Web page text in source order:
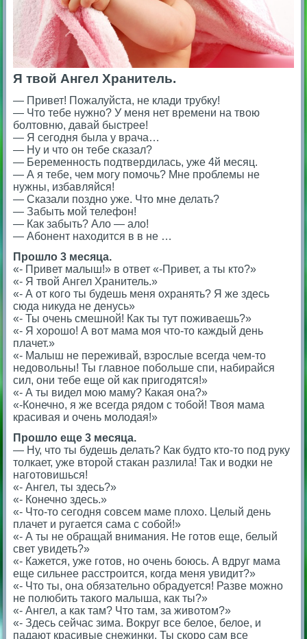
Я твой Ангел Хранитель.
— Привет! Пожалуйста, не клади трубку!
— Что тебе нужно? У меня нет времени на твою
болтовню, давай быстрее!
— Я сегодня была у врача…
— Ну и что он тебе сказал?
— Беременность подтвердилась, уже 4й месяц.
— А я тебе, чем могу помочь? Мне проблемы не
нужны, избавляйся!
— Сказали поздно уже. Что мне делать?
— Забыть мой телефон!
— Как забыть? Ало — ало!
— Абонент находится в в не …
Прошло 3 месяца.
«- Привет малыш!» в ответ «-Привет, а ты кто?»
«- Я твой Ангел Хранитель.»
«- А от кого ты будешь меня охранять? Я же здесь
сюда никуда не денусь»
«- Ты очень смешной! Как ты тут поживаешь?»
«- Я хорошо! А вот мама моя что-то каждый день
плачет.»
«- Малыш не переживай, взрослые всегда чем-то
недовольны! Ты главное побольше спи, набирайся
сил, они тебе еще ой как пригодятся!»
«- А ты видел мою маму? Какая она?»
«-Конечно, я же всегда рядом с тобой! Твоя мама
красивая и очень молодая!»
Прошло еще 3 месяца.
— Ну, что ты будешь делать? Как будто кто-то под руку
толкает, уже второй стакан разлила! Так и водки не
наготовишься!
«- Ангел, ты здесь?»
«- Конечно здесь.»
«- Что-то сегодня совсем маме плохо. Целый день
плачет и ругается сама с собой!»
«- А ты не обращай внимания. Не готов еще, белый
свет увидеть?»
«- Кажется, уже готов, но очень боюсь. А вдруг мама
еще сильнее расстроится, когда меня увидит?»
«- Что ты, она обязательно обрадуется! Разве можно
не полюбить такого малыша, как ты?»
«- Ангел, а как там? Что там, за животом?»
«- Здесь сейчас зима. Вокруг все белое, белое, и
падают красивые снежинки. Ты скоро сам все